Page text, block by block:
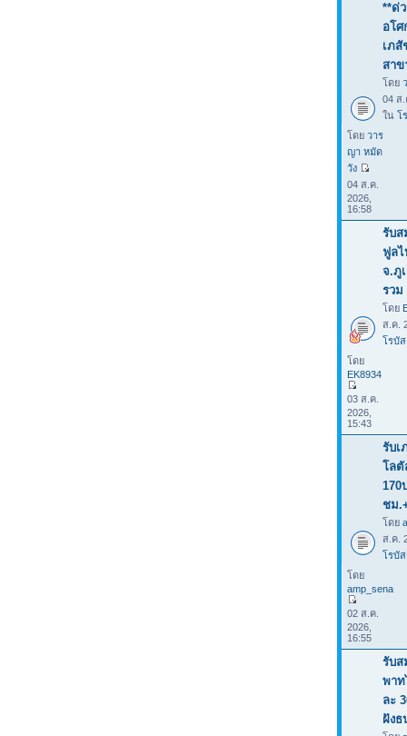
**ด่
อโ
เภสั
สาข
โดย
04 ส.
ใน โ
โดย วาร
ญา หมัด
วัง
04 ส.ค.
2026,
16:58
รับส
ฟูล
จ.ภู
รวม
โดย
ส.ค.
โรบั
โดย
EK8934
03 ส.ค.
2026,
15:43
รับเ
โลตั
170
ชม
โดย
ส.ค.
โรบั
โดย
amp_sena
02 ส.ค.
2026,
16:55
รับส
พาท
ละ
ฝังธ